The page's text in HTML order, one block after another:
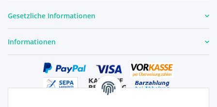
Gesetzliche Informationen
Informationen